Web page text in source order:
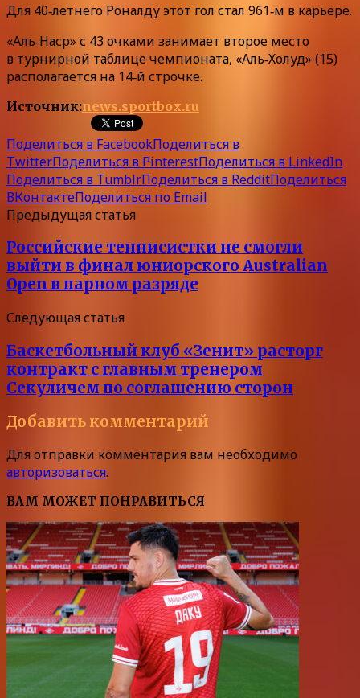
Для 40‑летнего Роналду этот гол стал 961‑м в карьере.
«Аль‑Наср» с 43 очками занимает второе место
в турнирной таблице чемпионата, «Аль‑Холуд» (15)
располагается на 14‑й строчке.
Источник:news.sportbox.ru
Поделиться в FacebookПоделиться в
TwitterПоделиться в PinterestПоделиться в LinkedIn
Поделиться в TumblrПоделиться в RedditПоделиться
ВКонтактеПоделиться по Email
Предыдущая статья
Российские теннисистки не смогли
выйти в финал юниорского Australian
Open в парном разряде
Следующая статья
Баскетбольный клуб «Зенит» расторг
контракт с главным тренером
Секуличем по соглашению сторон
Добавить комментарий
Для отправки комментария вам необходимо
авторизоваться.
ВАМ МОЖЕТ ПОНРАВИТЬСЯ